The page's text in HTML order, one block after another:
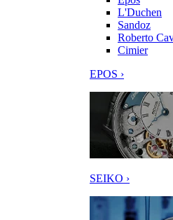
L'Duchen
Sandoz
Roberto
Cimier
EPOS ›
SEIKO ›